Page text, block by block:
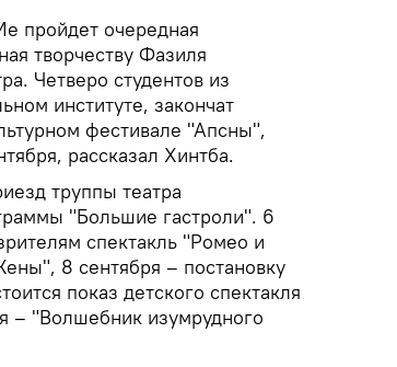
пройдет очередная
творчеству Фазиля
Четверо студентов из
институте, закончат
фестивале "Апсны",
рассказал Хинтба.
труппы театра
"Большие гастроли". 6
спектакль "Ромео и
8 сентября – постановку
показ детского спектакля
– "Волшебник изумрудного